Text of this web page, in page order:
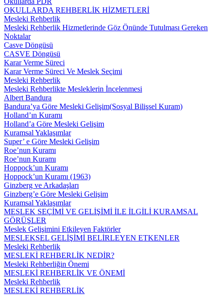
OKULLARDA REHBERLİK HİZMETLERİ
Mesleki Rehberlik
Mesleki Rehberlik Hizmetlerinde Göz Önünde Tutulması Gereken
Noktalar
Casve Döngüsü
CASVE Döngüsü
Karar Verme Süreci
Karar Verme Süreci Ve Meslek Seçimi
Mesleki Rehberlik
Mesleki Rehberlikte Mesleklerin İncelenmesi
Albert Bandura
Bandura’ya Göre Mesleki Gelişim(Sosyal Bilişsel Kuram)
Holland’ın Kuramı
Holland’a Göre Mesleki Gelişim
Kuramsal Yaklaşımlar
Super’ e Göre Mesleki Gelişim
Roe’nun Kuramı
Roe’nun Kuramı
Hoppock’un Kuramı
Hoppock’un Kuramı (1963)
Ginzberg ve Arkadaşları
Ginzberg’e Göre Mesleki Gelişim
Kuramsal Yaklaşımlar
MESLEK SEÇİMİ VE GELİŞİMİ İLE İLGİLİ KURAMSAL
GÖRÜŞLER
Meslek Gelişimini Etkileyen Faktörler
MESLEKSEL GELİŞİMİ BELİRLEYEN ETKENLER
Mesleki Rehberlik
MESLEKİ REHBERLİK NEDİR?
Mesleki Rehberliğin Önemi
MESLEKİ REHBERLİK VE ÖNEMİ
Mesleki Rehberlik
MESLEKİ REHBERLİK